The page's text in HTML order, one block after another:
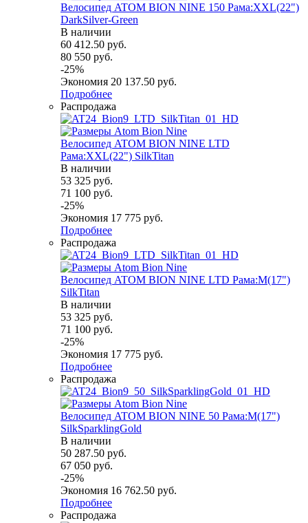
Велосипед ATOM BION NINE 150 Рама:XXL(22")
DarkSilver-Green
В наличии
60 412.50 руб.
80 550 руб.
-25%
Экономия 20 137.50 руб.
Подробнее
Распродажа
Велосипед ATOM BION NINE LTD
Рама:XXL(22") SilkTitan
В наличии
53 325 руб.
71 100 руб.
-25%
Экономия 17 775 руб.
Подробнее
Распродажа
Велосипед ATOM BION NINE LTD Рама:M(17")
SilkTitan
В наличии
53 325 руб.
71 100 руб.
-25%
Экономия 17 775 руб.
Подробнее
Распродажа
Велосипед ATOM BION NINE 50 Рама:M(17")
SilkSparklingGold
В наличии
50 287.50 руб.
67 050 руб.
-25%
Экономия 16 762.50 руб.
Подробнее
Распродажа